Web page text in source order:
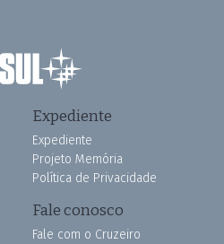
Expediente
Expediente
Projeto Memória
Política de Privacidade
Fale conosco
Fale com o Cruzeiro